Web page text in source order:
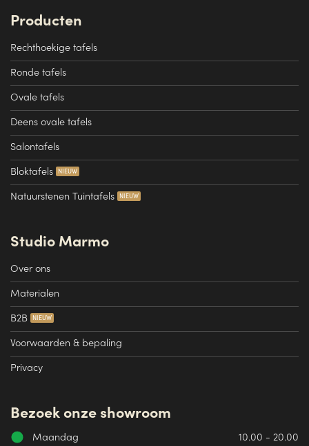
Producten
Rechthoekige tafels
Ronde tafels
Ovale tafels
Deens ovale tafels
Salontafels
Bloktafels
Natuurstenen Tuintafels
Studio Marmo
Over ons
Materialen
B2B
Voorwaarden & bepaling
Privacy
Bezoek onze showroom
Maandag
10.00 - 20.00